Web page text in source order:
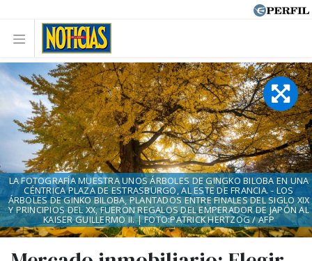
LA FOTOGRAFÍA MUESTRA UNOS ÁRBOLES DE GINGKO BILOBA EN UNA
CÉNTRICA PLAZA DE ESTRASBURGO, AL ESTE DE FRANCIA. - LOS
ÁRBOLES DE GINKO BILOBA, PLANTADOS ENTRE FINALES DEL SIGLO XIX
Y PRINCIPIOS DEL XX, FUERON REGALOS DEL EMPERADOR DE JAPÓN AL
KAISER GUILLERMO II. | FOTO:PATRICK HERTZOG / AFP